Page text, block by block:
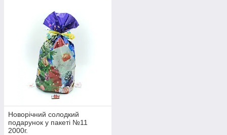
Новорічний солодкий
подарунок у пакеті №11
2000г.